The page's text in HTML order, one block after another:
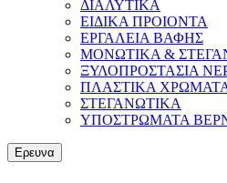
ΔΙΑΛΥΤΙΚΑ
ΕΙΔΙΚΑ ΠΡΟΙΟΝΤΑ
ΕΡΓΑΛΕΙΑ ΒΑΦΗΣ
ΜΟΝΩΤΙΚΑ &
ΞΥΛΟΠΡΟΣΤΑΣΙΑ
ΠΛΑΣΤΙΚΑ
ΣΤΕΓΑΝΩΤΙΚΑ
ΥΠΟΣΤΡΩΜΑΤΑ
Ερευνα